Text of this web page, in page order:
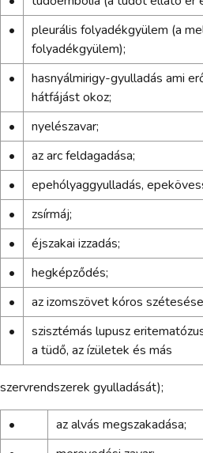
•
pleurális folyadékgyülem (a
folyadékgyülem);
•
hasnyálmirigy-gyulladás ami
hátfájást okoz;
•
nyelészavar;
•
az arc feldagadása;
•
epehólyaggyulladás,
•
zsírmáj;
•
éjszakai izzadás;
•
hegképződés;
•
az izomszövet kóros
•
szisztémás lupusz
a tüdő, az ízületek és más
szervrendszerek gyulladását);
•
az alvás megszakadása;